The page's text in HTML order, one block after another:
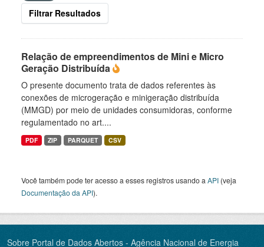
Filtrar Resultados
Relação de empreendimentos de Mini e Micro
Geração Distribuída
O presente documento trata de dados referentes às
conexões de microgeração e minigeração distribuída
(MMGD) por meio de unidades consumidoras, conforme
regulamentado no art....
PDF ZIP PARQUET CSV
Você também pode ter acesso a esses registros usando a API (veja
Documentação da API).
Sobre Portal de Dados Abertos - Agência Nacional de Energia